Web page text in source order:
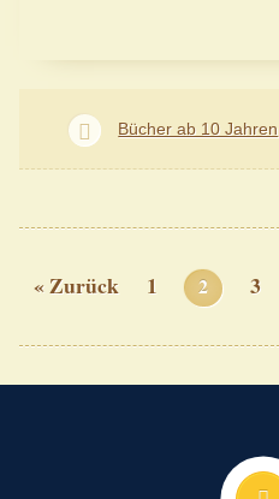
Bücher ab 10 Jahren
« Zurück 1 2 3